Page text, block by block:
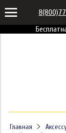
Главная